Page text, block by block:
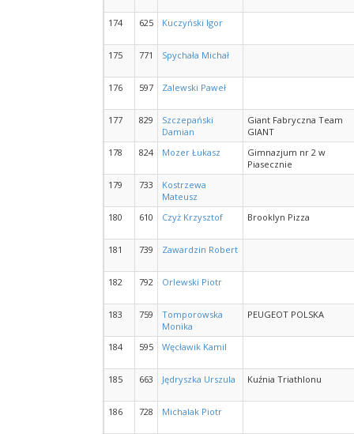
174 625 Kuczyński Igor
175 771 Spychała Michał
176 597 Zalewski Paweł
177 829
Szczepański
Damian
Giant Fabryczna Team
GIANT
178
824 Mozer Łukasz
Gimnazjum nr 2 w
Piasecznie
179
733
Kostrzewa
Mateusz
180
610 Czyż Krzysztof Brooklyn Pizza
181 739 Zawardzin Robert
182 792 Orlewski Piotr
183 759
Tomporowska
Monika
PEUGEOT POLSKA
184 595 Węcławik Kamil
185 663 Jędryszka Urszula Kuźnia Triathlonu
186 728 Michalak Piotr